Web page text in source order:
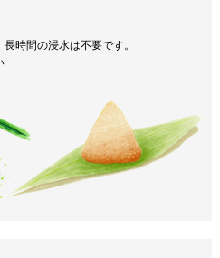
時間の浸水は不要です。